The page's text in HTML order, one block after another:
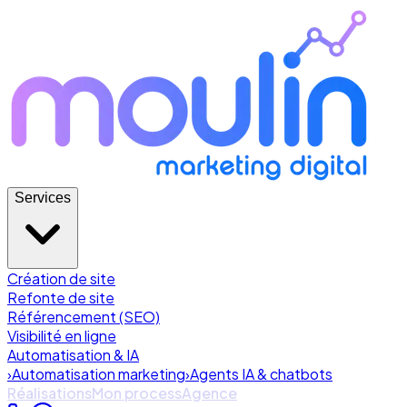
Services
Création de site
Refonte de site
Référencement (SEO)
Visibilité en ligne
Automatisation & IA
›Automatisation marketing›Agents IA & chatbots
RéalisationsMon processAgence